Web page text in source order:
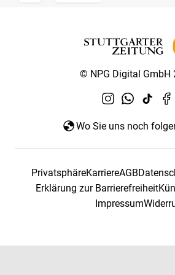
© NPG Digital GmbH
Wo Sie uns noch
PrivatsphäreKarriereAGB
Erklärung zur Barrierefreiheit
Impressum